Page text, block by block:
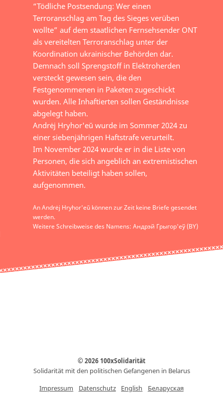
“Tödliche Postsendung: Wer einen
Terroranschlag am Tag des Sieges verüben
wollte” auf dem staatlichen Fernsehsender ONT
als vereitelten Terroranschlag unter der
Koordination ukrainischer Behörden dar.
Demnach soll Sprengstoff in Elektroherden
versteckt gewesen sein, die den
Festgenommenen in Paketen zugeschickt
wurden. Alle Inhaftierten sollen Geständnisse
abgelegt haben.
Andrėj Hryhor'eŭ wurde im Sommer 2024 zu
einer siebenjährigen Haftstrafe verurteilt.
Im November 2024 wurde er in die Liste von
Personen, die sich angeblich an extremistischen
Aktivitäten beteiligt haben sollen,
aufgenommen.
An Andrėj Hryhor'eŭ können zur Zeit keine Briefe gesendet
werden.
Weitere Schreibweise des Namens: Андрэй Грыгор'еў (BY)
© 2026 100xSolidarität
Solidarität mit den politischen Gefangenen in Belarus
Impressum
Datenschutz English Беларуская